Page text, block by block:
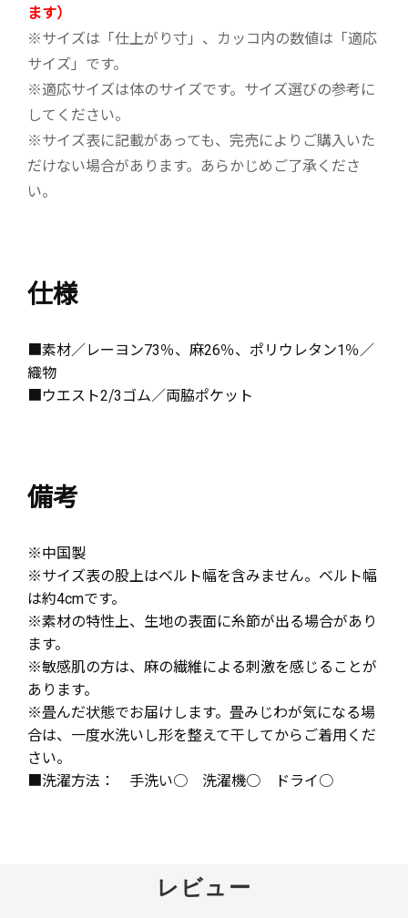
ます）
※サイズは「仕上がり寸」、カッコ内の数値は「適応
サイズ」です。
※適応サイズは体のサイズです。サイズ選びの参考に
してください。
※サイズ表に記載があっても、完売によりご購入いた
だけない場合があります。あらかじめご了承くださ
い。
仕様
■素材／レーヨン73％、麻26％、ポリウレタン1％／
織物
■ウエスト2/3ゴム／両脇ポケット
備考
※中国製
※サイズ表の股上はベルト幅を含みません。ベルト幅
は約4cmです。
※素材の特性上、生地の表面に糸節が出る場合があり
ます。
※敏感肌の方は、麻の繊維による刺激を感じることが
あります。
※畳んだ状態でお届けします。畳みじわが気になる場
合は、一度水洗いし形を整えて干してからご着用くだ
さい。
■洗濯方法： 手洗い○ 洗濯機○ ドライ○
レビュー